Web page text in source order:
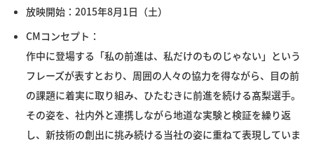
放映開始：2015年8月1日（土）
CMコンセプト：
作中に登場する「私の前進は、私だけのものじゃない」という
フレーズが表すとおり、周囲の人々の協力を得ながら、目の前
の課題に着実に取り組み、ひたむきに前進を続ける髙梨選手。
その姿を、社内外と連携しながら地道な実験と検証を繰り返
し、新技術の創出に挑み続ける当社の姿に重ねて表現していま